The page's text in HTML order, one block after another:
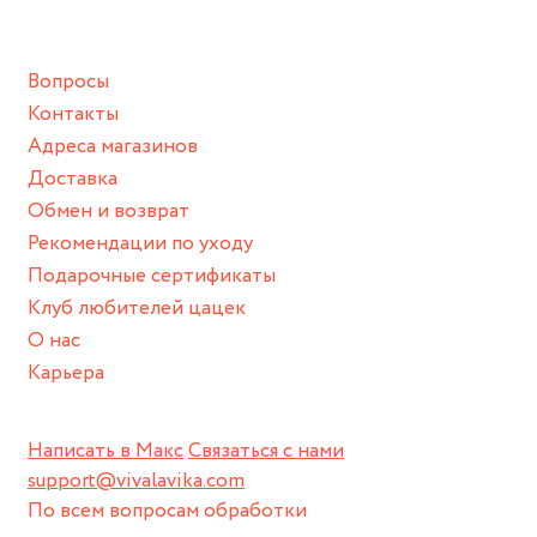
спортивный инвентарь).
Храните изделие в сухом месте.
Для надежного хранения мы доставляем все изделия в
нашей фирменной коробке или упаковке бренда.
Пожалуйста, используйте эту упаковку для хранения,
пока не носите украшение на себе.
Написать в МаксСвязаться с нами
support@vivalavika.com
По всем вопросам обработки
Вопросы
Контакты
Адреса магазинов
Доставка
Обмен и возврат
Рекомендации по уходу
Подарочные сертификаты
Клуб любителей цацек
О нас
Карьера